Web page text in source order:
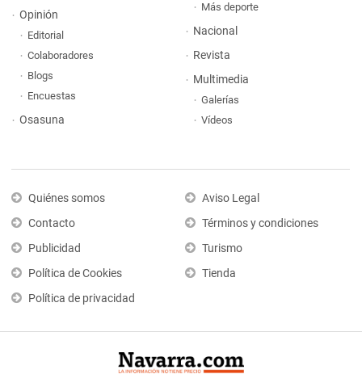
Opinión
Editorial
Colaboradores
Blogs
Encuestas
Osasuna
Más deporte
Nacional
Revista
Multimedia
Galerías
Vídeos
Quiénes somos
Contacto
Publicidad
Política de Cookies
Política de privacidad
Aviso Legal
Términos y condiciones
Turismo
Tienda